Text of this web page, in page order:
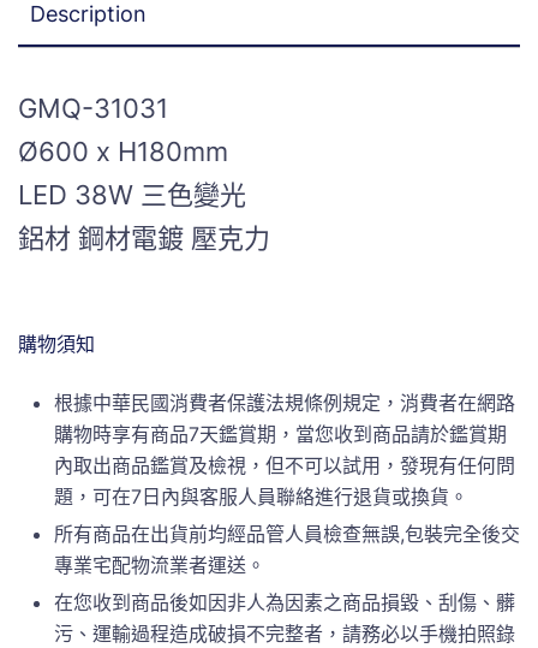
Description
GMQ-31031
Ø600 x H180mm
LED 38W 三色變光
鋁材 鋼材電鍍 壓克力
購物須知
根據中華民國消費者保護法規條例規定，消費者在網路
購物時享有商品7天鑑賞期，當您收到商品請於鑑賞期
內取出商品鑑賞及檢視，但不可以試用，發現有任何問
題，可在7日內與客服人員聯絡進行退貨或換貨。
所有商品在出貨前均經品管人員檢查無誤,包裝完全後交
專業宅配物流業者運送。
在您收到商品後如因非人為因素之商品損毀、刮傷、髒
污、運輸過程造成破損不完整者，請務必以手機拍照錄